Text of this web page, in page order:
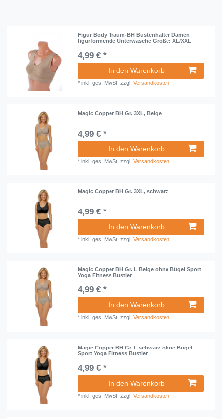
Figur Body Traum-BH Büstenhalter Damen
figurformende Unterwäsche Größe: XL/XXL
4,99 € *
In den Warenkorb
*inkl. ges. MwSt. zzgl.Versandkosten
Magic Copper BH Gr. 3XL, Beige
4,99 € *
In den Warenkorb
*inkl. ges. MwSt. zzgl.Versandkosten
Magic Copper BH Gr. 3XL, schwarz
4,99 € *
In den Warenkorb
*inkl. ges. MwSt. zzgl.Versandkosten
Magic Copper BH Gr. L Beige ohne Bügel Sport
Yoga Fitness Bustier
4,99 € *
In den Warenkorb
*inkl. ges. MwSt. zzgl.Versandkosten
Magic Copper BH Gr. L schwarz ohne Bügel
Sport Yoga Fitness Bustier
4,99 € *
In den Warenkorb
*inkl. ges. MwSt. zzgl.Versandkosten